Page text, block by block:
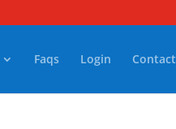
Faqs Login Contact